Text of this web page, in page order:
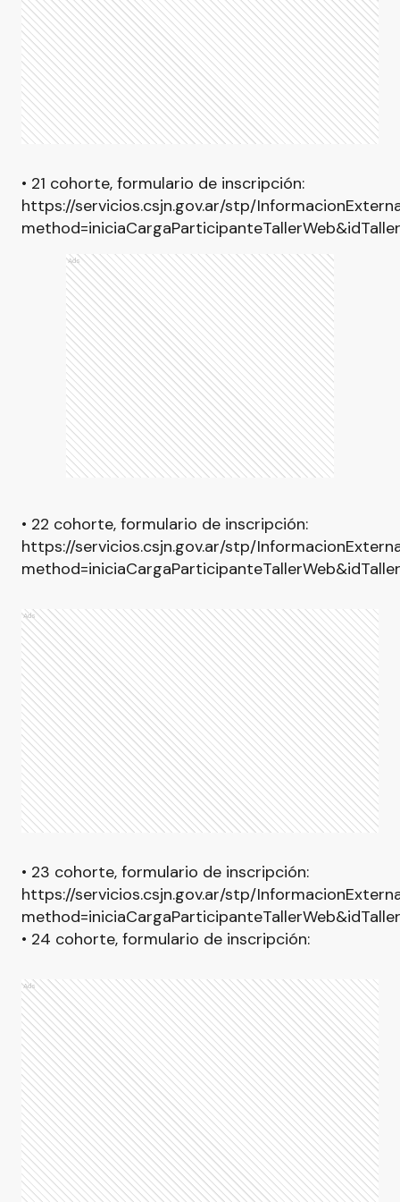
• 21 cohorte, formulario de inscripción:
https://servicios.csjn.gov.ar/stp/
Ads
• 22 cohorte, formulario de inscripción:
https://servicios.csjn.gov.ar/stp/
Ads
• 23 cohorte, formulario de inscripción:
https://servicios.csjn.gov.ar/stp/
• 24 cohorte, formulario de inscripción:
Ads